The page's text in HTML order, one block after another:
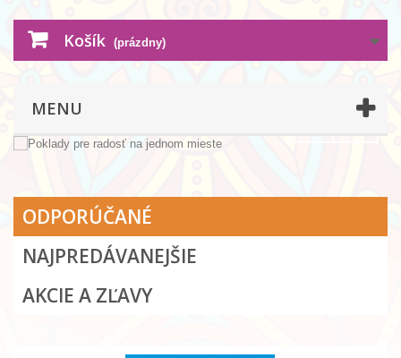
Košík (prázdny)
MENU
ODPORÚČANÉ
NAJPREDÁVANEJŠIE
AKCIE A ZĽAVY